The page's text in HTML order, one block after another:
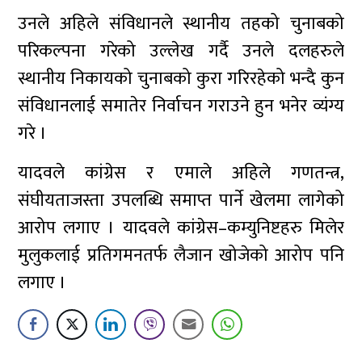
उनले अहिले संविधानले स्थानीय तहको चुनाबको
परिकल्पना गरेको उल्लेख गर्दै उनले दलहरुले
स्थानीय निकायको चुनाबको कुरा गरिरहेको भन्दै कुन
संविधानलाई समातेर निर्वाचन गराउने हुन भनेर व्यंग्य
गरे ।
यादवले कांग्रेस र एमाले अहिले गणतन्त्र,
संघीयताजस्ता उपलब्धि समाप्त पार्ने खेलमा लागेको
आरोप लगाए । यादवले कांग्रेस–कम्युनिष्टहरु मिलेर
मुलुकलाई प्रतिगमनतर्फ लैजान खोजेको आरोप पनि
लगाए ।